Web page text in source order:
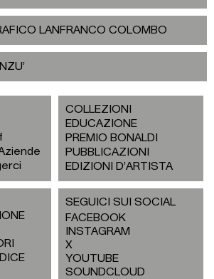
LANFRANCO COLOMBO
COLLEZIONI
EDUCAZIONE
PREMIO BONALDI
PUBBLICAZIONI
EDIZIONI D’ARTISTA
SEGUICI SUI SOCIAL
FACEBOOK
INSTAGRAM
X
YOUTUBE
SOUNDCLOUD